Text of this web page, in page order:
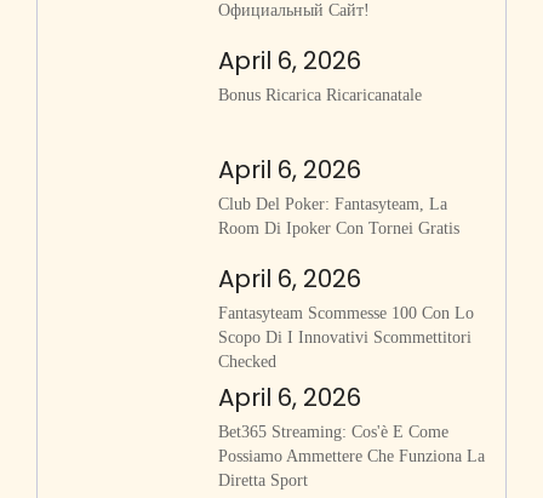
Официальный Сайт!
April 6, 2026
Bonus Ricarica Ricaricanatale
April 6, 2026
Club Del Poker: Fantasyteam, La
Room Di Ipoker Con Tornei Gratis
April 6, 2026
Fantasyteam Scommesse 100 Con Lo
Scopo Di I Innovativi Scommettitori
Checked
April 6, 2026
Bet365 Streaming: Cos'è E Come
Possiamo Ammettere Che Funziona La
Diretta Sport